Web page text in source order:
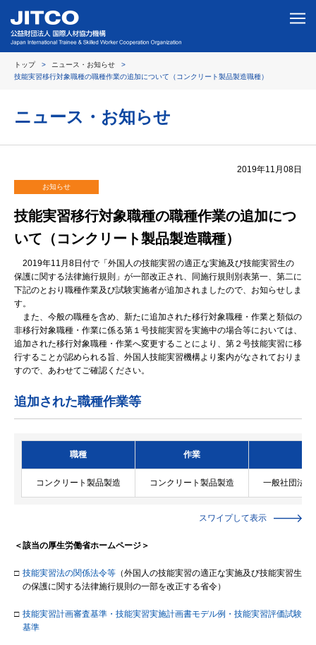
トップ
ニュース・お知らせ
技能実習移行対象職種の職種作業の追加について（コンクリート製品製造職種）
ニュース・お知らせ
2019年11月08日
お知らせ
技能実習移行対象職種の職種作業の追加につ
いて（コンクリート製品製造職種）
2019年11月8日付で「外国人の技能実習の適正な実施及び技能実習生の
保護に関する法律施行規則」が一部改正され、同施行規則別表第一、第二に
下記のとおり職種作業及び試験実施者が追加されましたので、お知らせしま
す。
また、今般の職種を含め、新たに追加された移行対象職種・作業と類似の
非移行対象職種・作業に係る第１号技能実習を実施中の場合等においては、
追加された移行対象職種・作業へ変更することにより、第２号技能実習に移
行することが認められる旨、外国人技能実習機構より案内がなされておりま
すので、あわせてご確認ください。
追加された職種作業等
職種 作業
コンクリート製品製造 コンクリート製品製造 一般社団法
スワイプして表示
＜該当の厚生労働省ホームページ＞
□ 技能実習法の関係法令等 （外国人の技能実習の適正な実施及び技能実習生
の保護に関する法律施行規則の一部を改正する省令）
□ 技能実習計画審査基準・技能実習実施計画書モデル例・技能実習評価試験
基準